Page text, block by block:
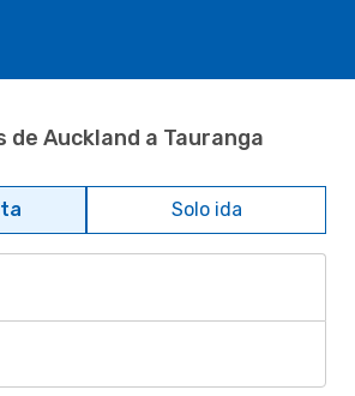
de Auckland a Tauranga
Solo ida